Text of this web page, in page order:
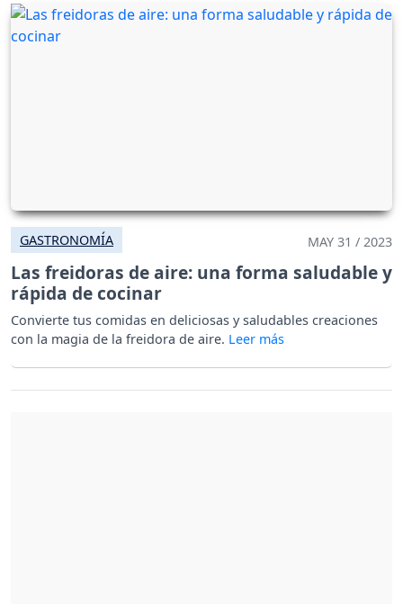
GASTRONOMÍA MAY 31 / 2023
Las freidoras de aire: una forma saludable y
rápida de cocinar
Convierte tus comidas en deliciosas y saludables creaciones
con la magia de la freidora de aire.